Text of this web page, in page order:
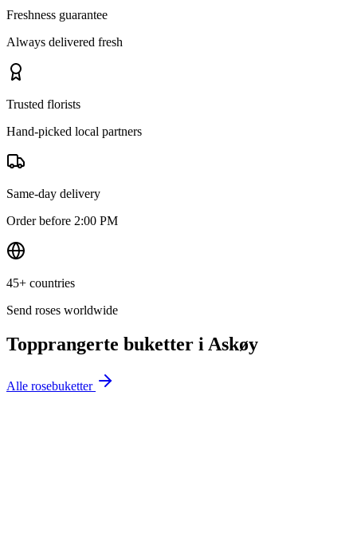
Freshness guarantee
Always delivered fresh
Trusted florists
Hand-picked local partners
Same-day delivery
Order before 2:00 PM
45+ countries
Send roses worldwide
Topprangerte buketter i Askøy
Alle rosebuketter